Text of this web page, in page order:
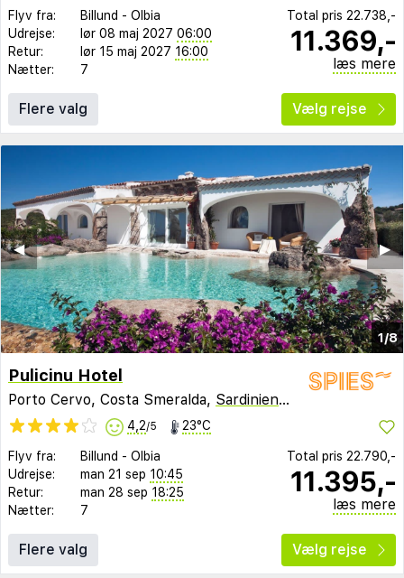
Flyv fra: Billund - Olbia
Udrejse:
lør 08 maj 2027 06:00
Retur:
lør 15 maj 2027 16:00
Nætter:
7
Total pris 22.738,-
11.369,-
læs mere
Flere valg Vælg rejse
1/8
▶︎
◀︎
Pulicinu Hotel
Porto Cervo, Costa Smeralda, Sardinien,Italien
4,2/5 23°C
Flyv fra: Billund - Olbia
Udrejse:
man 21 sep 10:45
Retur:
man 28 sep 18:25
Nætter:
7
Total pris 22.790,-
11.395,-
læs mere
Flere valg Vælg rejse